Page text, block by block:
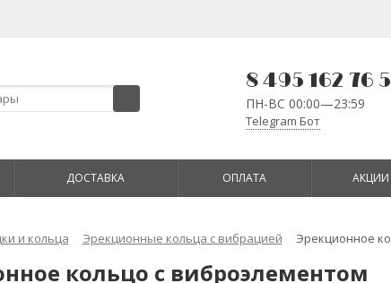
8 495 162 76
ПН-ВС 00:00—23:59
Telegram Бот
ДОСТАВКА ОПЛАТА АКЦИИ
и кольца Эрекционные кольца с вибрацией Эрекционное
кольцо с виброэлементом